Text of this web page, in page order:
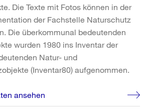
Die Texte mit Fotos können in der
der Fachstelle Naturschutz
Die überkommunal bedeutenden
wurden 1980 ins Inventar der
Natur- und
(Inventar80) aufgenommen.
ansehen